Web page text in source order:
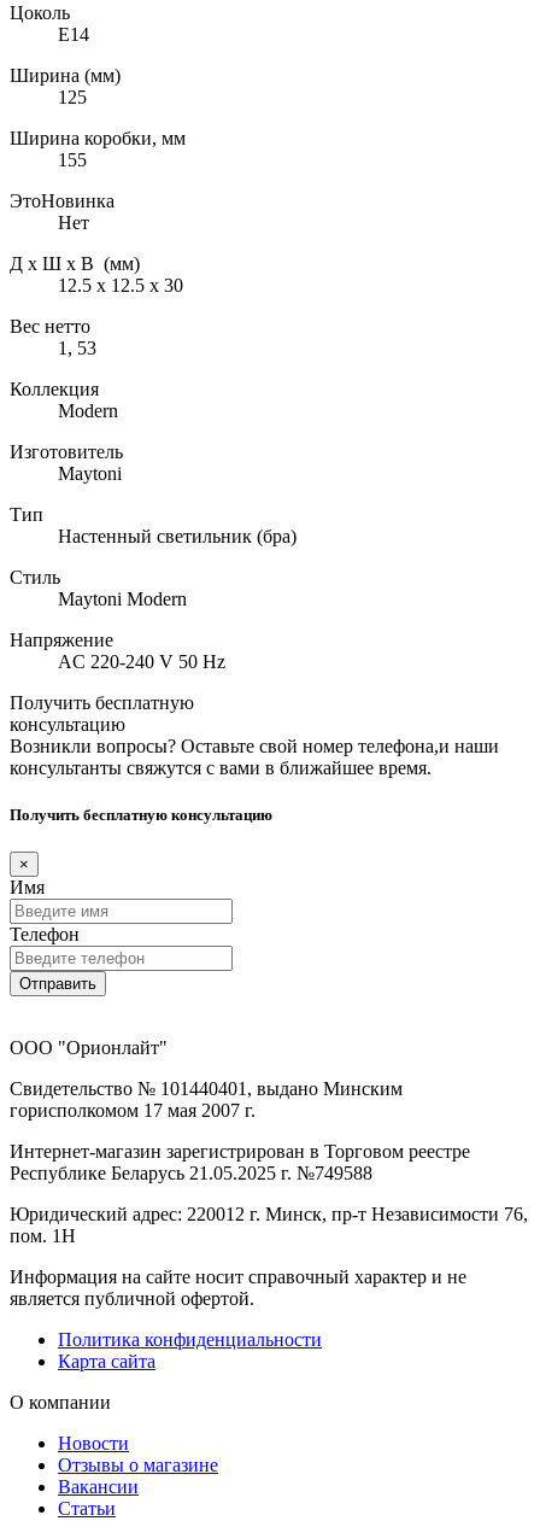
Цоколь
E14
Ширина (мм)
125
Ширина коробки, мм
155
ЭтоНовинка
Нет
Д х Ш х В (мм)
12.5 х 12.5 х 30
Вес нетто
1, 53
Коллекция
Modern
Изготовитель
Maytoni
Тип
Настенный светильник (бра)
Стиль
Maytoni Modern
Напряжение
AC 220-240 V 50 Hz
Получить бесплатную
консультацию
Возникли вопросы? Оставьте свой номер телефона,и наши
консультанты свяжутся с вами в ближайшее время.
Получить бесплатную консультацию
×
Имя
Телефон
Отправить
ООО "Орионлайт"
Свидетельство № 101440401, выдано Минским
горисполкомом 17 мая 2007 г.
Интернет-магазин зарегистрирован в Торговом реестре
Республике Беларусь 21.05.2025 г. №749588
Юридический адрес: 220012 г. Минск, пр-т Независимости 76,
пом. 1Н
Информация на сайте носит справочный характер и не
является публичной офертой.
Политика конфиденциальности
Карта сайта
О компании
Новости
Отзывы о магазине
Вакансии
Статьи